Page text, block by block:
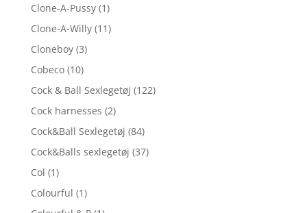
Clone-A-Pussy (1)
Clone-A-Willy (11)
Cloneboy (3)
Cobeco (10)
Cock & Ball Sexlegetøj (122)
Cock harnesses (2)
Cock&Ball Sexlegetøj (84)
Cock&Balls sexlegetøj (37)
Col (1)
Colourful (1)